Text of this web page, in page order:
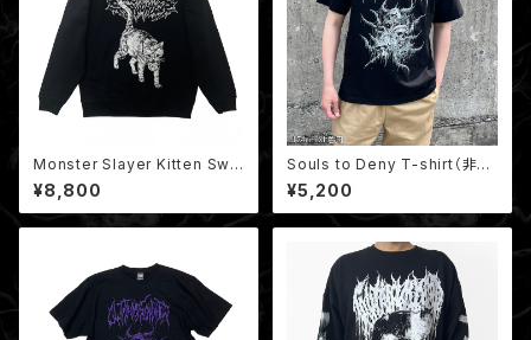
Monster Slayer Kitten Swe
atshirt / モンスタースレイヤー
子猫 クルーネックスウェット（裏
パイル）
¥8,800
Souls to Deny T-shirt（非売
品ミニポスター付き）
¥5,200